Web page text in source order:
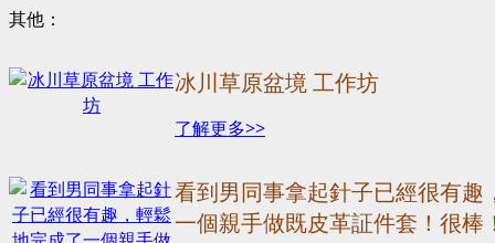
其他：
冰川草原盆境 工作坊
了解更多>>
看到男同事拿起針子已經很有趣
一個親手做既皮革証件套！很棒